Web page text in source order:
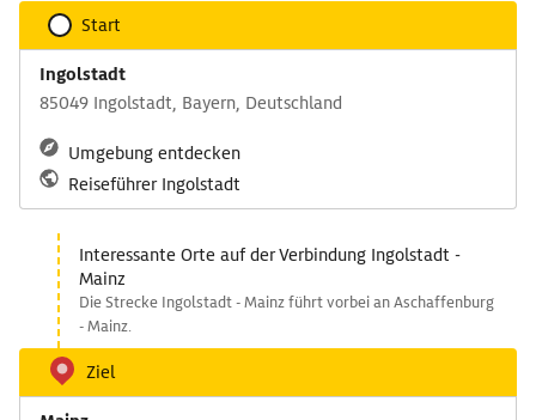
Start
Ingolstadt
85049 Ingolstadt, Bayern, Deutschland
Umgebung entdecken
Reiseführer Ingolstadt
Interessante Orte auf der Verbindung Ingolstadt -
Mainz
Die Strecke Ingolstadt - Mainz führt vorbei an Aschaffenburg
- Mainz.
Ziel